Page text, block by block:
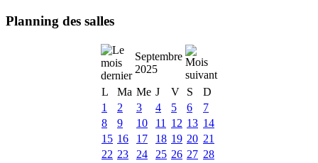
Planning des salles
Septembre
2025
L
Ma Me J V S
D
1
2 3 4 5 6
7
8
9 10 11 12 13 14
15 16 17 18 19 20 21
22 23 24 25 26 27 28